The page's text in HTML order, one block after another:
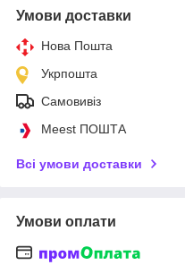
Умови доставки
Нова Пошта
Укрпошта
Самовивіз
Meest ПОШТА
Всі умови доставки
Умови оплати